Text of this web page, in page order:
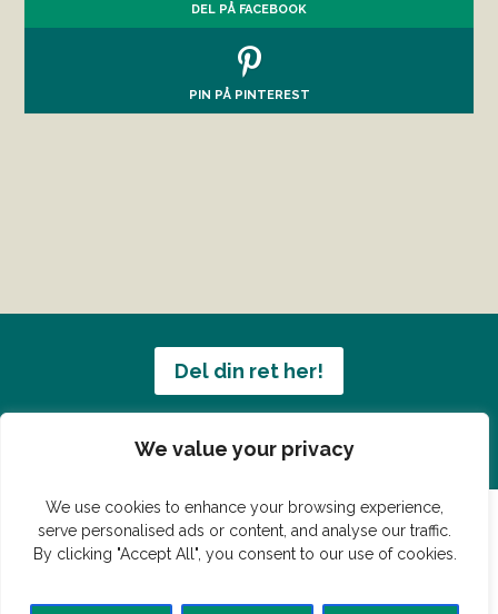
We value your privacy
We use cookies to enhance your browsing experience,
serve personalised ads or content, and analyse our traffic.
By clicking "Accept All", you consent to our use of cookies.
DEL PÅ FACEBOOK
PIN PÅ PINTEREST
Del din ret her!
Har du en konge ret du vil dele?
© Vildmedmad.dk 2019. God og nem mad!